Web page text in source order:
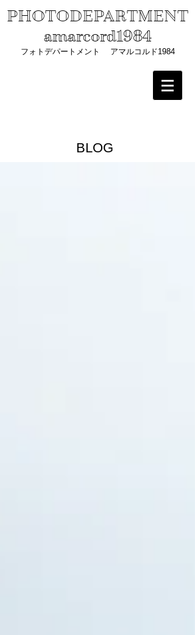
PHOTODEPARTMENT
amarcord1984
フォトデパートメント アマルコルド1984
BLOG